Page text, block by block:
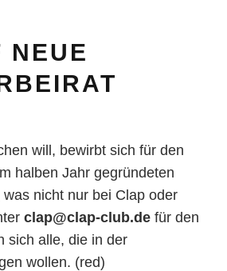
NEUE
will, bewirbt sich für den
halben Jahr gegründeten
nicht nur bei Clap oder
clap@clap-club.de für den
sich alle, die in der
wollen. (red)